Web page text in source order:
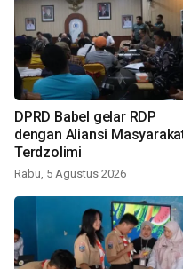
DPRD Babel gelar RDP
dengan Aliansi
Terdzolimi
Rabu, 5 Agustus 2026